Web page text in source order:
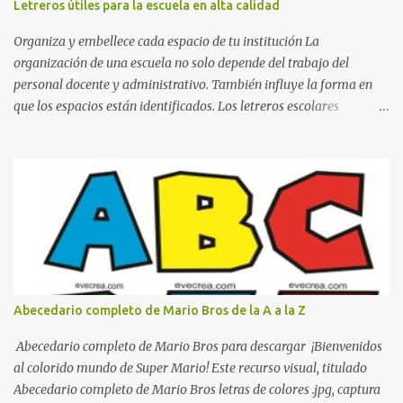
Letreros útiles para la escuela en alta calidad
Organiza y embellece cada espacio de tu institución La
organización de una escuela no solo depende del trabajo del
personal docente y administrativo. También influye la forma en
que los espacios están identificados. Los letreros escolares
decorativo que hace que la institución luzca más ordenada,
moderna y acogedora. Pensando en esta necesidad, he diseñado
una colección de letreros útiles para la escuela con un estilo
elegante, fácil de leer y listo para imprimir en alta calidad. Su
diseño busca combinar funcionalidad y estética, logrando que
cualquier institución educativa proyecte una imagen más
organizada y profesional. ¿Por qué son importantes los letreros
escolares? En una escuela conviven diariamente cientos de
personas. Para quienes visitan la institución por primera vez,
encontrar la biblioteca, la dirección o un aula específica puede
resultar c...
Abecedario completo de Mario Bros de la A a la Z
Abecedario completo de Mario Bros para descargar ¡Bienvenidos
al colorido mundo de Super Mario! Este recurso visual, titulado
Abecedario completo de Mario Bros letras de colores .jpg, captura